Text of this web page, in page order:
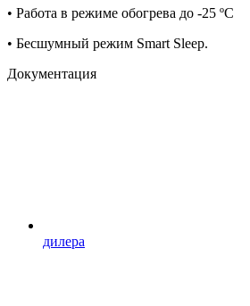
• Работа в режиме обогрева до -25 ºС
• Бесшумный режим Smart Sleep.
Документация
дилера